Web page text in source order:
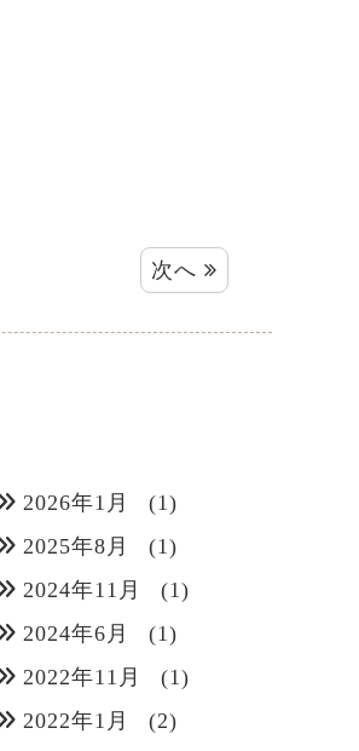
次へ
2026年1月
(1)
2025年8月
(1)
2024年11月
(1)
2024年6月
(1)
2022年11月
(1)
2022年1月
(2)